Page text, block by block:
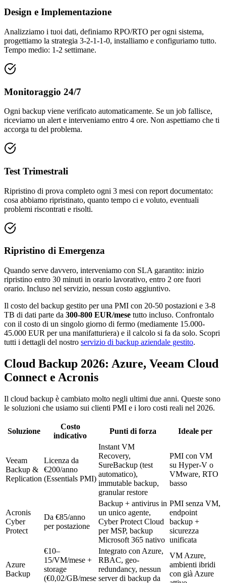
Design e Implementazione
Analizziamo i tuoi dati, definiamo RPO/RTO per ogni sistema,
progettiamo la strategia 3-2-1-1-0, installiamo e configuriamo tutto.
Tempo medio: 1-2 settimane.
Monitoraggio 24/7
Ogni backup viene verificato automaticamente. Se un job fallisce,
riceviamo un alert e interveniamo entro 4 ore. Non aspettiamo che ti
accorga tu del problema.
Test Trimestrali
Ripristino di prova completo ogni 3 mesi con report documentato:
cosa abbiamo ripristinato, quanto tempo ci e voluto, eventuali
problemi riscontrati e risolti.
Ripristino di Emergenza
Quando serve davvero, interveniamo con SLA garantito: inizio
ripristino entro 30 minuti in orario lavorativo, entro 2 ore fuori
orario. Incluso nel servizio, nessun costo aggiuntivo.
Il costo del backup gestito per una PMI con 20-50 postazioni e 3-8
TB di dati parte da 300-800 EUR/mese tutto incluso. Confrontalo
con il costo di un singolo giorno di fermo (mediamente 15.000-
45.000 EUR per una manifatturiera) e il calcolo si fa da solo. Scopri
tutti i dettagli del nostro servizio di backup aziendale gestito.
Cloud Backup 2026: Azure, Veeam Cloud
Connect e Acronis
Il cloud backup è cambiato molto negli ultimi due anni. Queste sono
le soluzioni che usiamo sui clienti PMI e i loro costi reali nel 2026.
Soluzione
Costo
indicativo
Punti di forza Ideale per
Veeam
Backup &
Replication
Licenza da
€200/anno
(Essentials PMI)
Instant VM
Recovery,
SureBackup (test
automatico),
immutable backup,
granular restore
PMI con VM
su Hyper-V o
VMware, RTO
basso
Acronis
Cyber
Protect
Da €85/anno
per postazione
Backup + antivirus in
un unico agente,
Cyber Protect Cloud
per MSP, backup
Microsoft 365 nativo
PMI senza VM,
endpoint
backup +
sicurezza
unificata
Azure
Backup
€10–
15/VM/mese +
storage
(€0,02/GB/mese
Integrato con Azure,
RBAC, geo-
redundancy, nessun
server di backup da
VM Azure,
ambienti ibridi
con già Azure